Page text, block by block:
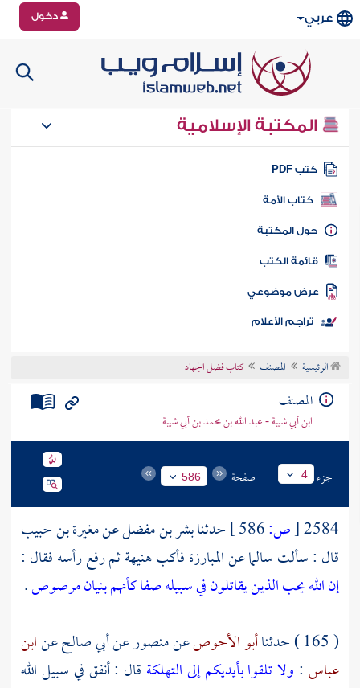
عربي دخول
المكتبة الإسلامية
كتب PDF
كتاب الأمة
المكتبة
الكتب
موضوعي
تراجم الأعلام
الرئيسية المصنف كتاب فضل الجهاد
المصنف
ابن أبي شيبة - عبد الله بن محمد بن أبي شيبة
جزء 4 صفحة 586
2584
[ص: حدثنابشر بن مفضلعنمغيرة بن حبيب
قال : سألتسالماعن المبارزة فأكب هنيهة ثم رفع رأسه فقال :
إن الله يحب الذين يقاتلون في سبيله صفا كأنهم بنيان مرصوص.
( 165 ) حدثنا
أبو الأحوصعنمنصورعنأبي صالحعنابن
عباس : ولا تلقوا بأيديكم إلى التهلكة قال : أنفق في سبيل الله